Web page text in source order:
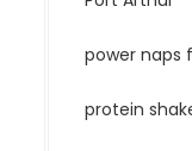
power naps
protein